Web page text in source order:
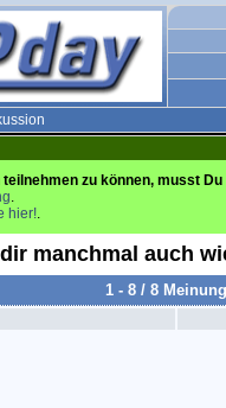
zu können, musst
.
hier!.
manchmal auch
1 - 8 / 8